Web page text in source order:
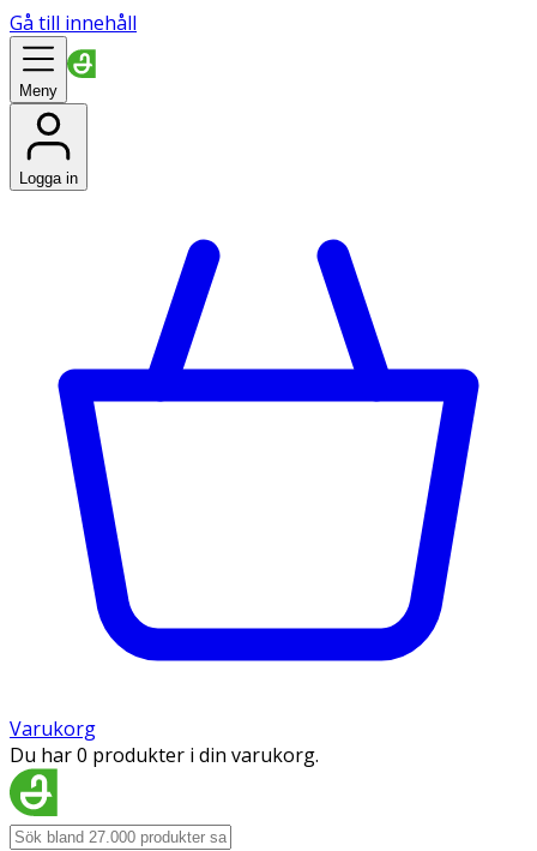
Gå till innehåll
Meny
Logga in
Varukorg
Du har 0 produkter i din varukorg.